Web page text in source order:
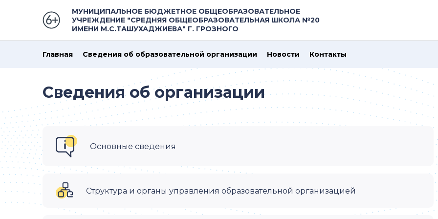
МУНИЦИПАЛЬНОЕ БЮДЖЕТНОЕ ОБЩЕОБРАЗОВАТЕЛЬНОЕ
УЧРЕЖДЕНИЕ "СРЕДНЯЯ ОБЩЕОБРАЗОВАТЕЛЬНАЯ ШКОЛА №20
ИМЕНИ М.С.ТАШУХАДЖИЕВА" Г. ГРОЗНОГО
Главная Сведения об образовательной организации Новости Контакты
Сведения об организации
Основные сведения
Структура и органы управления образовательной организацией